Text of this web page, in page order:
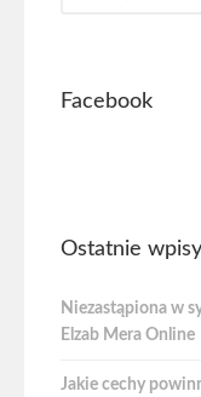
Facebook
Ostatnie wpisy
Niezastąpiona w
Elzab Mera Online
Jakie cechy